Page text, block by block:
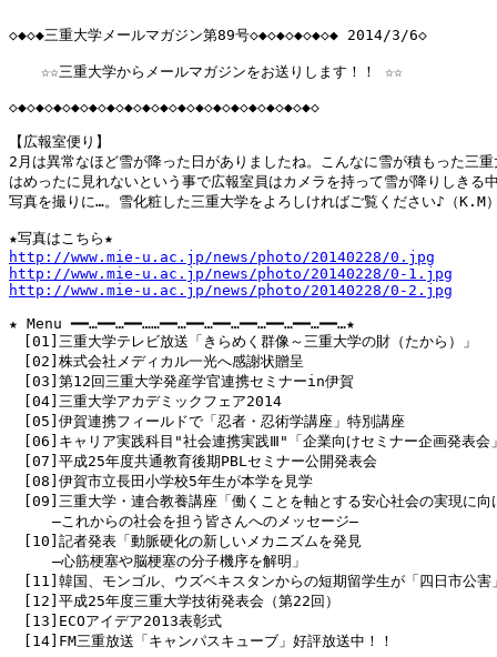
◇◆◇◆三重大学メールマガジン第89号◇◆◇◆◇◆◇◆◇◆ 2014/3/6◇
  　☆☆三重大学からメールマガジンをお送りします！！ ☆☆
◇◆◇◆◇◆◇◆◇◆◇◆◇◆◇◆◇◆◇◆◇◆◇◆◇◆◇◆◇◆◇◆◇◆◇
【広報室便り】
2月は異常なほど雪が降った日がありましたね。こんなに雪が積もった三重
はめったに見れないという事で広報室員はカメラを持って雪が降りしきる
写真を撮りに…。雪化粧した三重大学をよろしければご覧ください♪（K.M
http://www.mie-u.ac.jp/news/photo/20140228/0.jpg
http://www.mie-u.ac.jp/news/photo/20140228/0-1.jpg
http://www.mie-u.ac.jp/news/photo/20140228/0-2.jpg
★ Menu ━━…━━…━━……━━…━━…━━…━━…━━…━━…━━…★
[01]三重大学テレビ放送「きらめく群像～三重大学の財（たから）」
[02]株式会社メディカル一光へ感謝状贈呈
[03]第12回三重大学発産学官連携セミナーin伊賀
[04]三重大学アカデミックフェア2014
[05]伊賀連携フィールドで「忍者・忍術学講座」特別講座
[06]キャリア実践科目"社会連携実践Ⅲ"「企業向けセミナー企画発表会
[07]平成25年度共通教育後期PBLセミナー公開発表会
[08]伊賀市立長田小学校5年生が本学を見学
[09]三重大学・連合教養講座「働くことを軸とする安心社会の実現に向
―これからの社会を担う皆さんへのメッセージ―
[10]記者発表「動脈硬化の新しいメカニズムを発見
―心筋梗塞や脳梗塞の分子機序を解明」
[11]韓国、モンゴル、ウズベキスタンからの短期留学生が「四日市公害
[12]平成25年度三重大学技術発表会（第22回）
[13]ECOアイデア2013表彰式
[14]FM三重放送「キャンパスキューブ」好評放送中！！